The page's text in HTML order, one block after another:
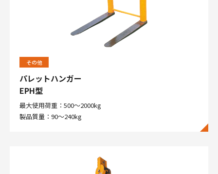
その他
パレットハンガー
EPH型
最大使用荷重：500～2000kg
製品質量：90～240kg